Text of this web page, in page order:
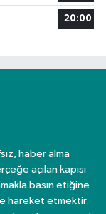
20:00
haber alma
açılan kapısı
basın etiğine
hareket etmektir.